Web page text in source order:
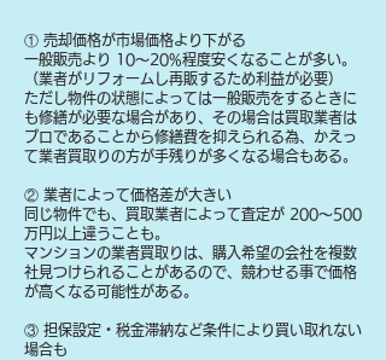
① 売却価格が市場価格より下がる
一般販売より 10〜20%程度安くなることが多い。
（業者がリフォームし再販するため利益が必要）
ただし物件の状態によっては一般販売をするときに
も修繕が必要な場合があり、その場合は買取業者は
プロであることから修繕費を抑えられる為、かえっ
て業者買取りの方が手残りが多くなる場合もある。
② 業者によって価格差が大きい
同じ物件でも、買取業者によって査定が 200〜500
万円以上違うことも。
マンションの業者買取りは、購入希望の会社を複数
社見つけられることがあるので、競わせる事で価格
が高くなる可能性がある。
③ 担保設定・税金滞納など条件により買い取れない
場合も